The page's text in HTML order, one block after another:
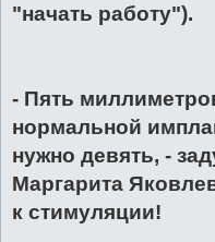
"начать работу").
- Пять
нормальной
нужно девять, -
Маргарита
к стимуляции!